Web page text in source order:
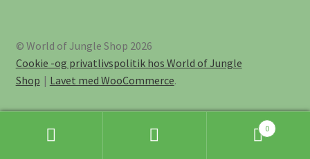
© World of Jungle Shop 2026
Cookie -og privatlivspolitik hos World of Jungle
Shop
Lavet med WooCommerce.
0